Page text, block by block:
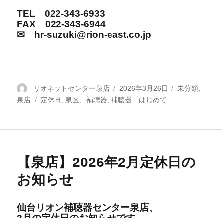
TEL 022-343-6933
FAX 022-343-6944
✉ hr-suzuki@rion-east.co.jp
投
稿
リオネットセンター泉店
投
稿
2026年3月26日
カ
未分類
泉店
タ
定休日 泉区、補聴器 補聴器 はじめて
【泉店】2026年2月定休日の
お知らせ
仙台リオン補聴器センター泉店、